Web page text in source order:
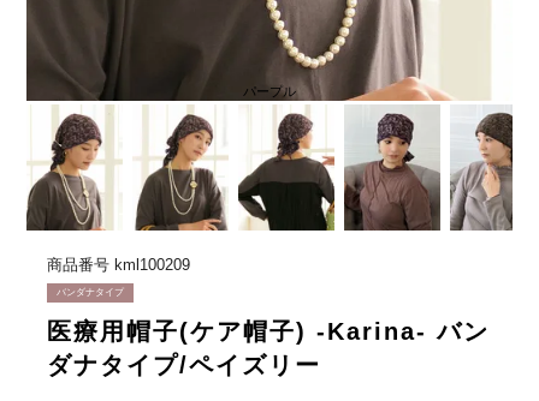
パープル
商品番号 kml100209
バンダナタイプ
医療用帽子(ケア帽子) -Karina- バン
ダナタイプ/ペイズリー